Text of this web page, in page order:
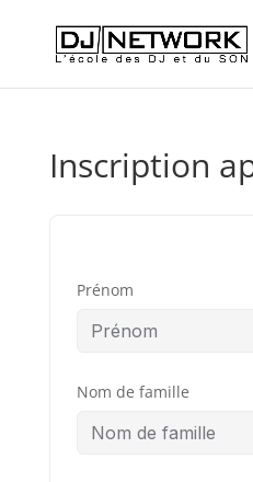
Inscription
Prénom
Nom de famille